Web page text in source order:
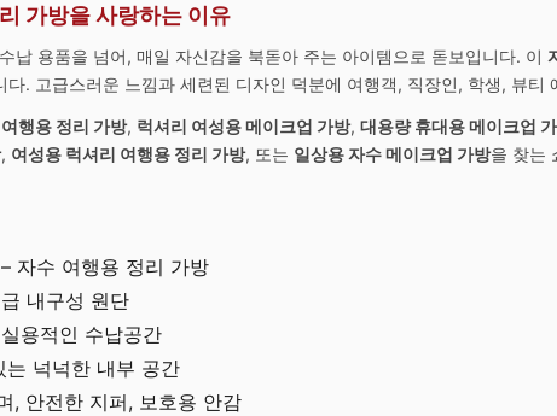
가방을 사랑하는 이유
납 용품을 넘어, 매일 자신감을 북돋아 주는 아이템으로 돋보입니다. 이
. 고급스러운 느낌과 세련된 디자인 덕분에 여행객, 직장인, 학생, 뷰티
행용 정리 가방, 럭셔리 여성용 메이크업 가방, 대용량 휴대용 메이크업
, 여성용 럭셔리 여행용 정리 가방, 또는 일상용 자수 메이크업 가방을 찾는
자수 여행용 정리 가방
내구성 원단
용적인 수납공간
넉넉한 내부 공간
, 안전한 지퍼, 보호용 안감